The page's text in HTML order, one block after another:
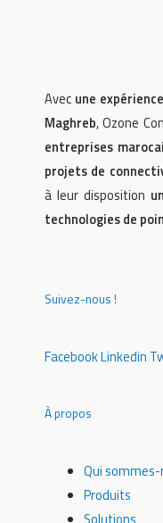
Avec une
Maghreb, Ozone
entreprises
projets de
à leur disposition
technologies de
Suivez-nous !
FacebookLinkedin
À propos
Qui sommes-
Produits